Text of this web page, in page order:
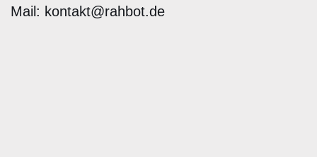
Mail: kontakt@rahbot.de